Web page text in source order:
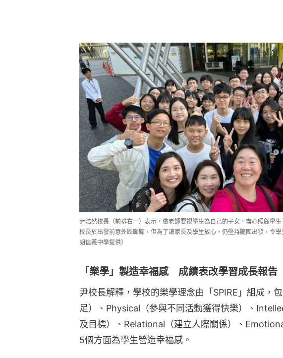
尹浩然校長（前排右一）表示，做老師要視學生為自己的子女，盡心照顧學
校長於出發前意外跌斷腳，但為了讓家長及學生放心，仍堅持隨團出發，令
朗信義中學提供）
「樂學」製造幸福感 成績表改學習成長報告
尹校長解釋，學校的樂學理念由「SPIRE」組成，
足）、Physical（參與不同活動獲得快樂）、
及目標）、Relational（建立人際關係）、
5個方面為學生營造幸福感。